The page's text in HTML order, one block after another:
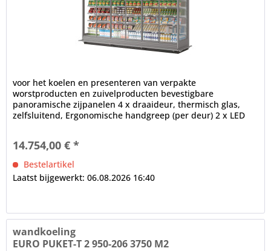
voor het koelen en presenteren van verpakte
worstproducten en zuivelproducten bevestigbare
panoramische zijpanelen 4 x draaideur, thermisch glas,
zelfsluitend, Ergonomische handgreep (per deur) 2 x LED
14.754,00 € *
Bestelartikel
Laatst bijgewerkt: 06.08.2026 16:40
wandkoeling
EURO PUKET-T 2 950-206 3750 M2